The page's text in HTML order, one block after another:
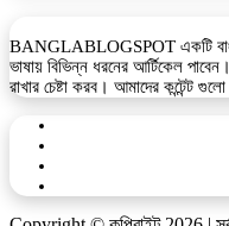
BANGLABLOGSPOT একটি
ভাষায় বিভিন্ন ধরনের আর্টিকেল
রাখার চেষ্টা করব। আমাদের কন্টেন্ট